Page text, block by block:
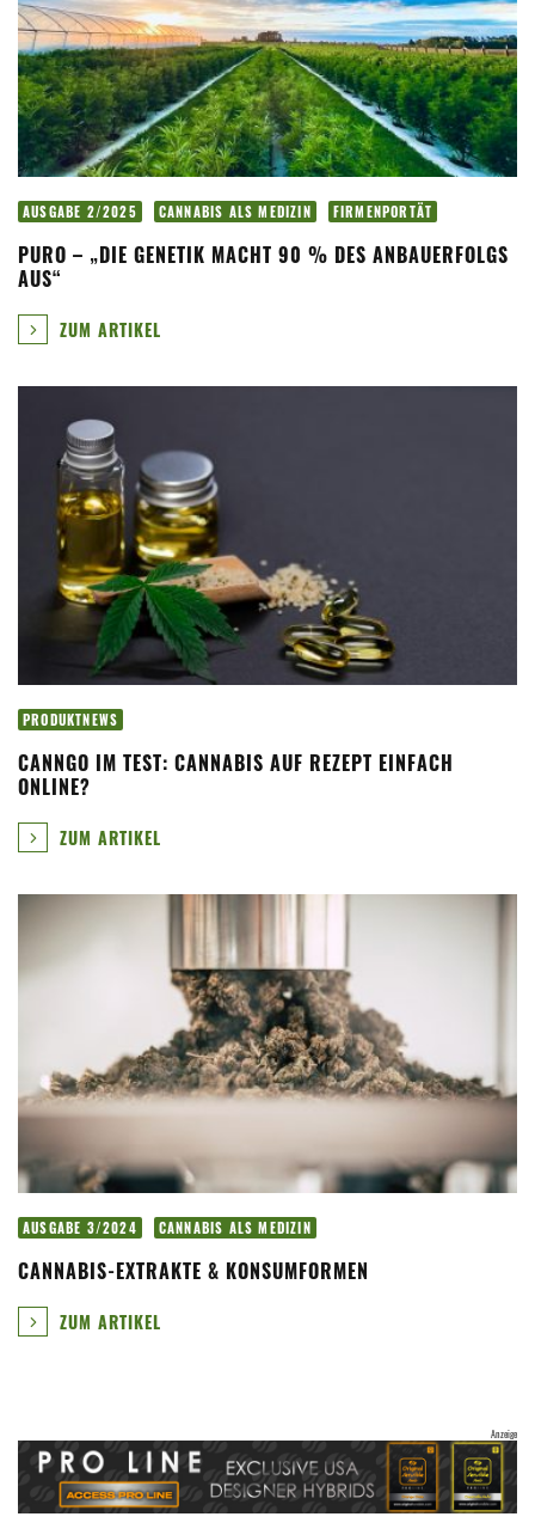
AUSGABE 2/2025 CANNABIS ALS MEDIZIN FIRMENPORTÄT
PURO – „DIE GENETIK MACHT 90 % DES ANBAUERFOLGS
AUS“
ZUM ARTIKEL
PRODUKTNEWS
CANNGO IM TEST: CANNABIS AUF REZEPT EINFACH
ONLINE?
ZUM ARTIKEL
AUSGABE 3/2024 CANNABIS ALS MEDIZIN
CANNABIS-EXTRAKTE & KONSUMFORMEN
ZUM ARTIKEL